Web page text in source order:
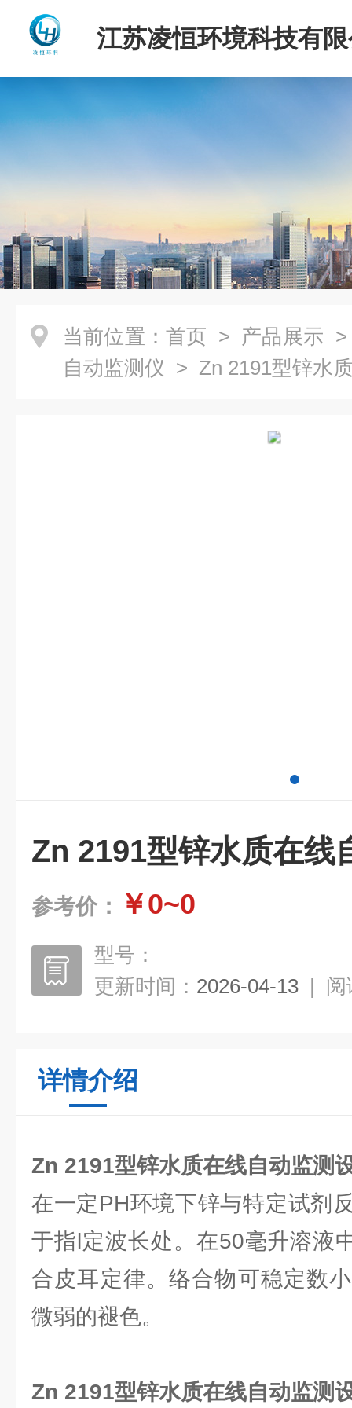
江苏凌恒环境科技有
当前位置： 首页 > 产品展示
自动监测仪 > Zn 2191型锌水
Zn 2191型锌水质在线
参考价： ￥0~0
型号：
更新时间： 2026-04-13 | 阅
详情介绍
Zn 2191型锌水质在线自动监测
在一定PH环境下锌与特定试剂
于指l定波长处。在50毫升溶液
合皮耳定律。络合物可稳定数
微弱的褪色。
Zn 2191型锌水质在线自动监测